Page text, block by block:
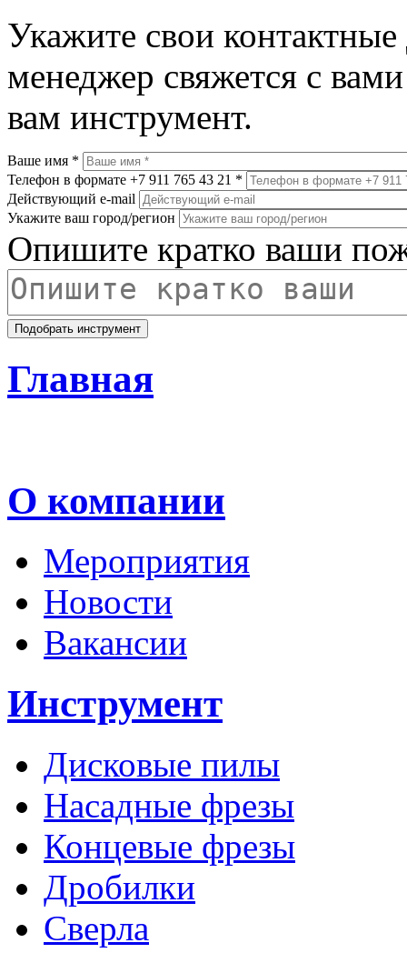
Укажите свои
менеджер свяжется с
вам инструмент.
Ваше имя *
Телефон в формате +7 911 765 43 21 *
Действующий e-mail
Укажите ваш город/регион
Опишите кратко ваши
Главная
О компании
Мероприятия
Новости
Вакансии
Инструмент
Дисковые пилы
Насадные фрезы
Концевые фрезы
Дробилки
Сверла